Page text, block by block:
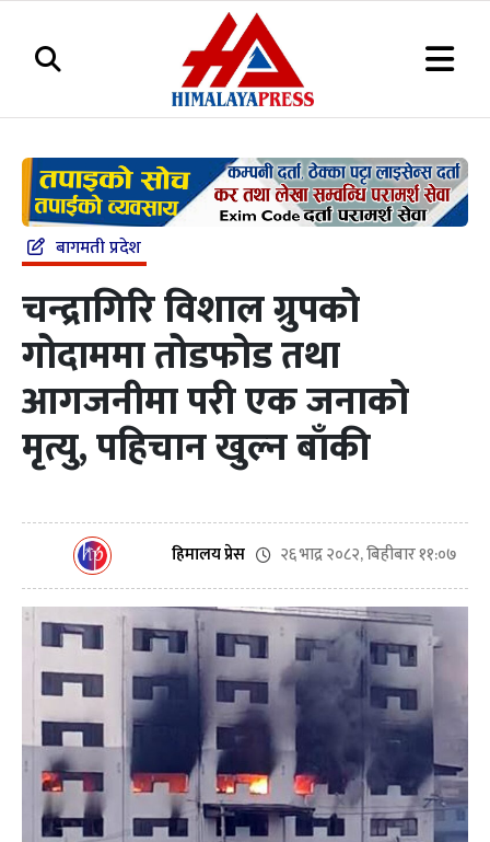
बागमती प्रदेश
चन्द्रागिरि विशाल ग्रुपको
गोदाममा तोडफोड तथा
आगजनीमा परी एक जनाको
मृत्यु, पहिचान खुल्न बाँकी
हिमालय प्रेस २६ भाद्र २०८२, बिहीबार ११:०७